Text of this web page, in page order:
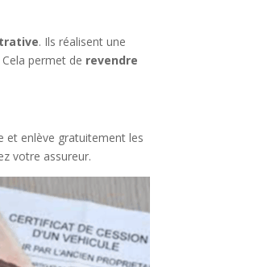
. Ils réalisent une
Cela permet de revendre
et enlève gratuitement les
votre assureur.